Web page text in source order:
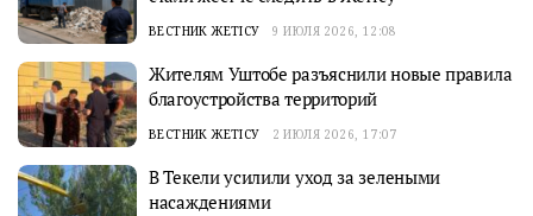
ВЕСТНИК ЖЕТІСУ 9 ИЮЛЯ 2026, 12:08
Жителям Уштобе разъяснили новые правила
благоустройства территорий
ВЕСТНИК ЖЕТІСУ 2 ИЮЛЯ 2026, 17:07
В Текели усилили уход за зелеными
насаждениями